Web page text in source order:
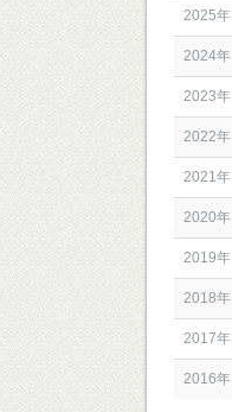
2025年
2024年
2023年
2022年
2021年
2020年
2019年
2018年
2017年
2016年